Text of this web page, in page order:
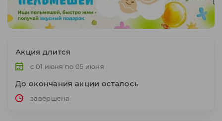
Акция длится
с 01 июня по 05 июня
До окончания акции осталось
завершена